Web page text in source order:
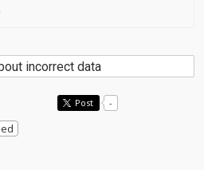
incorrect data
Post -